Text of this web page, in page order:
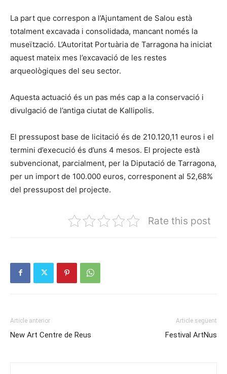
La part que correspon a l’Ajuntament de Salou està
totalment excavada i consolidada, mancant només la
museïtzació. L’Autoritat Portuària de Tarragona ha iniciat
aquest mateix mes l’excavació de les restes
arqueològiques del seu sector.
Aquesta actuació és un pas més cap a la conservació i
divulgació de l’antiga ciutat de Kallipolis.
El pressupost base de licitació és de 210.120,11 euros i el
termini d’execució és d’uns 4 mesos. El projecte està
subvencionat, parcialment, per la Diputació de Tarragona,
per un import de 100.000 euros, corresponent al 52,68%
del pressupost del projecte.
Rate this post
Article anterior
New Art Centre de Reus
Article següent
Festival ArtNus